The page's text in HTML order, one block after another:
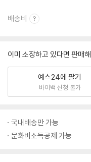
배송비
이미 소장하고 있다면 판매
예스24에 팔기
바이백 신청 불가
국내배송만 가능
문화비소득공제 가능